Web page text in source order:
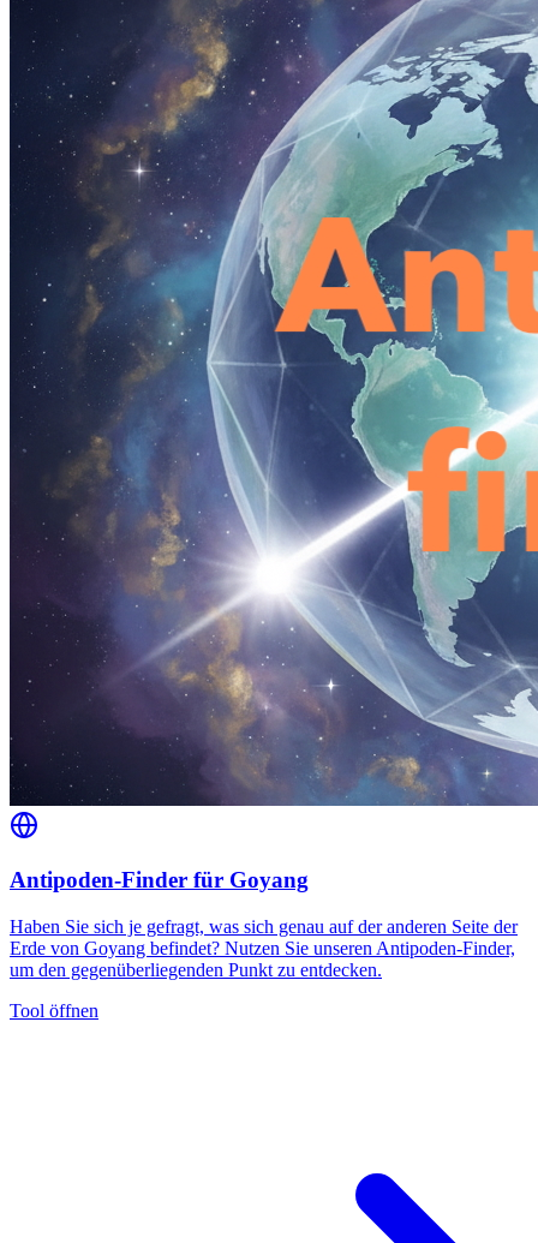
Antipoden-Finder für Goyang
Haben Sie sich je gefragt, was sich genau auf der anderen Seite der
Erde von Goyang befindet? Nutzen Sie unseren Antipoden-Finder,
um den gegenüberliegenden Punkt zu entdecken.
Tool öffnen